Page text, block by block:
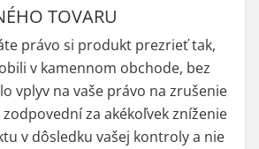
TOVARU
právo si produkt prezrieť tak,
v kamennom obchode, bez
vplyv na vaše právo na zrušenie
za akékoľvek zníženie
v dôsledku vašej kontroly a nie